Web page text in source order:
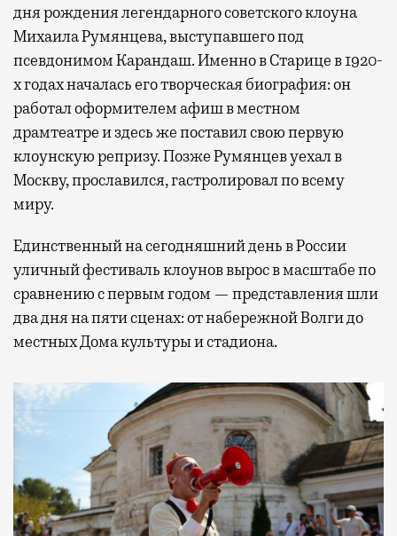
дня рождения легендарного советского клоуна
Михаила Румянцева, выступавшего под
псевдонимом Карандаш. Именно в Старице в 1920-
х годах началась его творческая биография: он
работал оформителем афиш в местном
драмтеатре и здесь же поставил свою первую
клоунскую репризу. Позже Румянцев уехал в
Москву, прославился, гастролировал по всему
миру.
Единственный на сегодняшний день в России
уличный фестиваль клоунов вырос в масштабе по
сравнению с первым годом — представления шли
два дня на пяти сценах: от набережной Волги до
местных Дома культуры и стадиона.